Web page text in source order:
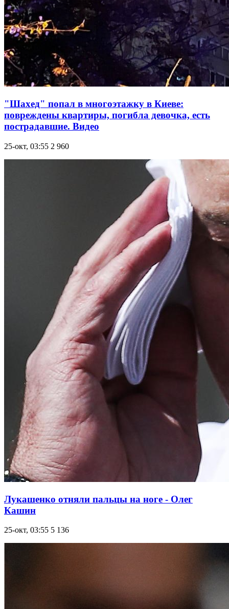
"Шахед" попал в многоэтажку в Киеве:
повреждены квартиры, погибла девочка, есть
пострадавшие. Видео
25-окт, 03:55 2 960
Лукашенко отняли пальцы на ноге - Олег
Кашин
25-окт, 03:55 5 136